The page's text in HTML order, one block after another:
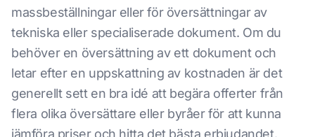
massbeställningar eller för översättningar av
tekniska eller specialiserade dokument. Om du
behöver en översättning av ett dokument och
letar efter en uppskattning av kostnaden är det
generellt sett en bra idé att begära offerter från
flera olika översättare eller byråer för att kunna
jämföra priser och hitta det bästa erbjudandet.